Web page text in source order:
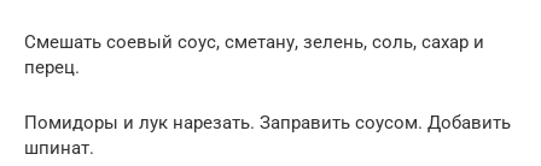
Смешать соевый соус, сметану, зелень, соль, сахар и
перец.
Помидоры и лук нарезать. Заправить соусом. Добавить
шпинат.